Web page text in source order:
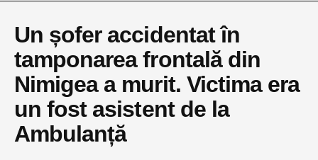
Un șofer accidentat în
tamponarea frontală din
Nimigea a murit. Victima era
un fost asistent de la
Ambulanță